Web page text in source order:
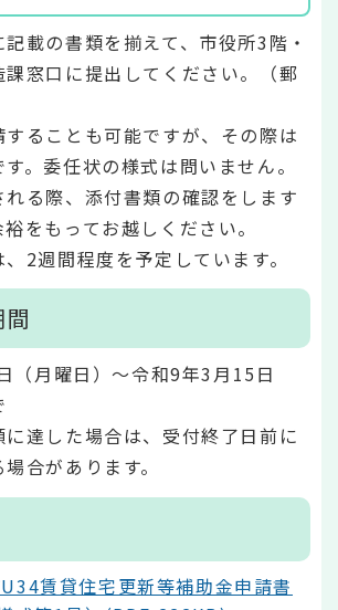
記載の書類を揃えて、市役所3階・
課窓口に提出してください。（郵
ることも可能ですが、その際は
。委任状の様式は問いません。
る際、添付書類の確認をします
をもってお越しください。
2週間程度を予定しています。
（月曜日）～令和9年3月15日
達した場合は、受付終了日前に
合があります。
賃貸住宅更新等補助金申請書